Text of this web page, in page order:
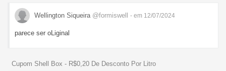
Wellington Siqueira @formiswell - em 12/07/2024
parece ser oLiginal
Cupom Shell Box - R$0,20 De Desconto Por Litro